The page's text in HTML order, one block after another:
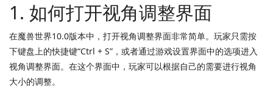
1. 如何打开视角调整界面
在魔兽世界10.0版本中，打开视角调整界面非常简单。玩家只需按
下键盘上的快捷键“Ctrl + S”，或者通过游戏设置界面中的选项进入
视角调整界面。在这个界面中，玩家可以根据自己的需要进行视角
大小的调整。